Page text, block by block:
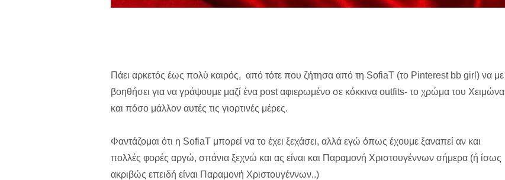
Πάει αρκετός έως πολύ καιρός, από τότε που ζήτησα από τη SofiaT (το Pinterest bb girl) να με
βοηθήσει για να γράψουμε μαζί ένα post αφιερωμένο σε κόκκινα outfits- το χρώμα του Χειμώνα
και πόσο μάλλον αυτές τις γιορτινές μέρες.
Φαντάζομαι ότι η SofiaT μπορεί να το έχει ξεχάσει, αλλά εγώ όπως έχουμε ξαναπεί αν και
πολλές φορές αργώ, σπάνια ξεχνώ και ας είναι και Παραμονή Χριστουγέννων σήμερα (ή ίσως
ακριβώς επειδή είναι Παραμονή Χριστουγέννων..)